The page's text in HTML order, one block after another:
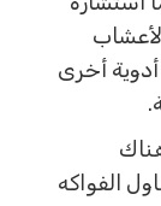
أخرى
الفواكه